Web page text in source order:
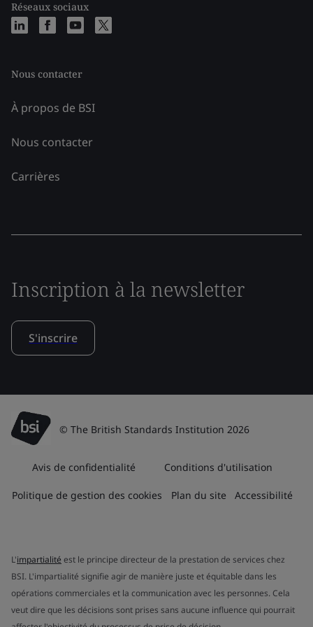
Réseaux sociaux
Nous contacter
À propos de BSI
Nous contacter
Carrières
Inscription à la newsletter
S'inscrire
© The British Standards Institution 2026
Avis de confidentialité Conditions d'utilisation
Politique de gestion des cookies Plan du site Accessibilité
L'impartialité est le principe directeur de la prestation de services chez
BSI. L'impartialité signifie agir de manière juste et équitable dans les
opérations commerciales et la communication avec les personnes. Cela
veut dire que les décisions sont prises sans aucune influence qui pourrait